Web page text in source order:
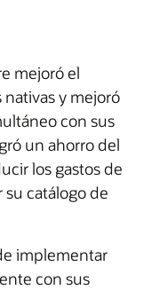
mejoró el
y mejoró
con sus
un ahorro del
los gastos de
catálogo de
implementar
con sus